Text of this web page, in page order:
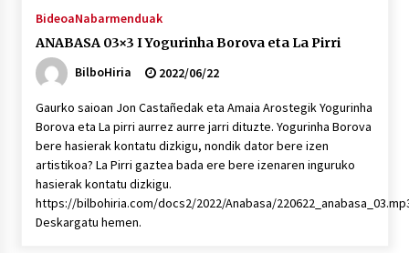
Tuba eta bonbardinoaren astea, Bilboko
Kontserbatorioan protagonista
2026/07/15
Gaur abitua da Bilbao bbk live jaialdia
BideoaNabarmenduak
ANABASA 03×3 I Yogurinha Borova eta La Pirri
BilboHiria
2022/06/22
Gaurko saioan Jon Castañedak eta Amaia Arostegik Yogurinha
Borova eta La pirri aurrez aurre jarri dituzte. Yogurinha Borova
bere hasierak kontatu dizkigu, nondik dator bere izen
artistikoa? La Pirri gaztea bada ere bere izenaren inguruko
hasierak kontatu dizkigu.
https://bilbohiria.com/docs2/2022/Anabasa/
Deskargatu hemen.